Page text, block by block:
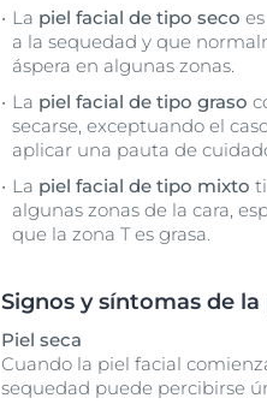
La piel facial de tipo seco
a la sequedad y que
áspera en algunas zonas.
La piel facial de tipo graso
secarse, exceptuando el
aplicar una pauta de
La piel facial de tipo mixto
algunas zonas de la cara,
que la zona T es grasa.
Signos y síntomas de la
Piel seca
Cuando la piel facial
sequedad puede percibirse